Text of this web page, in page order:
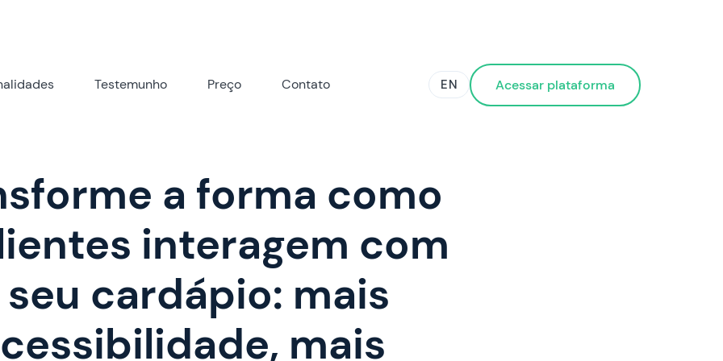
Testemunho Preço Contato EN Acessar plataforma
a forma como
interagem com
seu cardápio: mais
mais